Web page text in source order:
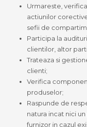
Urmareste,
actiunilor
sefii de
Participa la
clientilor, altor
Trateaza si
clienti;
Verifica
produselor;
Raspunde de
natura incat nici
furnizor in cazul